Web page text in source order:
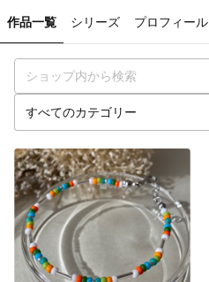
作品一覧 シリーズ プロフィール